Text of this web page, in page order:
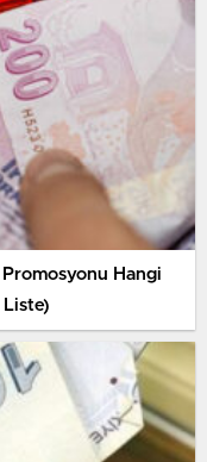
Hangi